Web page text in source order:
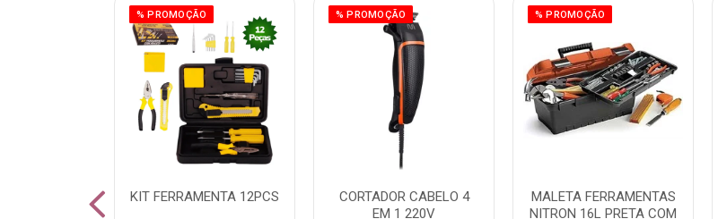
% PROMOÇÃO
KIT FERRAMENTA 12PCS
% PROMOÇÃO
CORTADOR CABELO 4
EM 1 220V
% PROMOÇÃO
MALETA FERRAMENTAS
NITRON 16L PRETA COM